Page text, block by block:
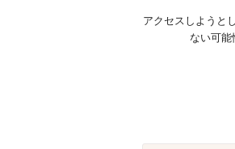
アクセスしようと
ない可能